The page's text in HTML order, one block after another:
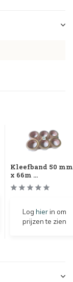
Kleefband 50 mm
x 66m ...
Log hierin om
prijzen te zien